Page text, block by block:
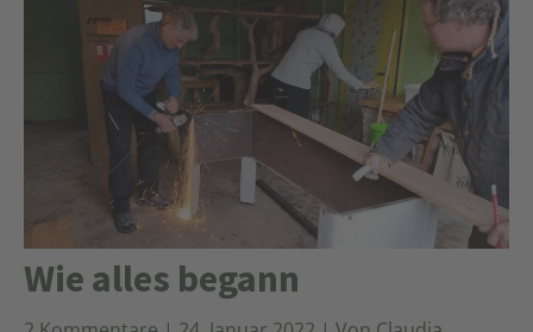
Wie alles begann